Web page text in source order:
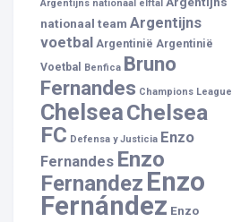
Argentijns nationaal elftal
nationaal team Argentijns
voetbal Argentinië Argentinië
Voetbal
Benfica Bruno
Fernandes Champions League
ChelseaChelsea
FC Defensa y Justicia Enzo
Fernandes Enzo
Fernandez Enzo
Fernández Enzo